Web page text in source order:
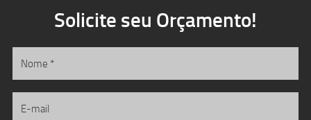
Solicite seu Orçamento!